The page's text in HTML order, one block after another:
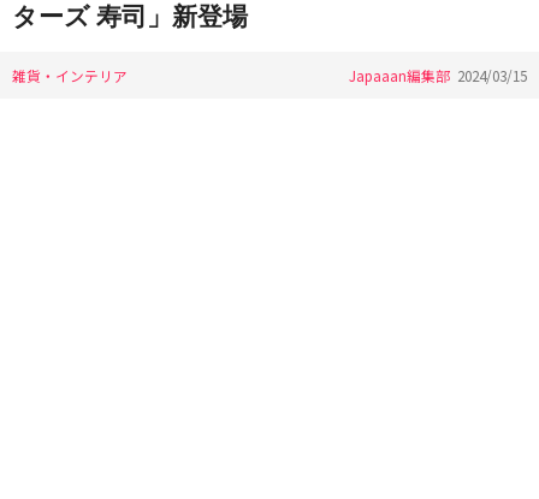
ターズ 寿司」新登場
雑貨・インテリア Japaaan編集部 2024/03/15